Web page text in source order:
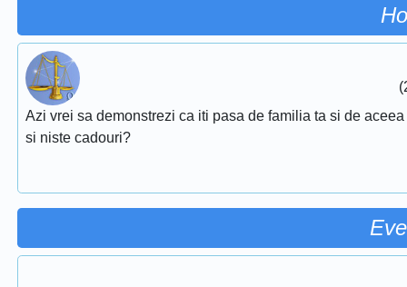
Azi vrei sa demonstrezi ca iti pasa de familia ta si de
si niste cadouri?